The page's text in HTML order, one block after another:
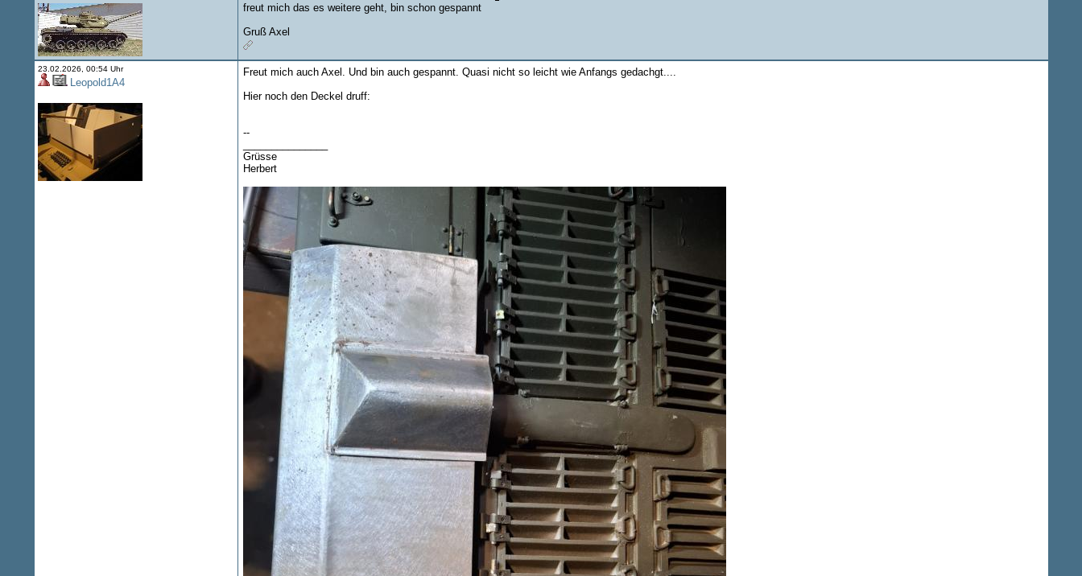
freut mich das es weitere geht, bin schon gespannt
Gruß Axel
23.02.2026, 00:54 Uhr
Leopold1A4
Freut mich auch Axel. Und bin auch gespannt. Quasi nicht so leicht wie Anfangs gedachgt....
Hier noch den Deckel druff:
--
Grüsse
Herbert